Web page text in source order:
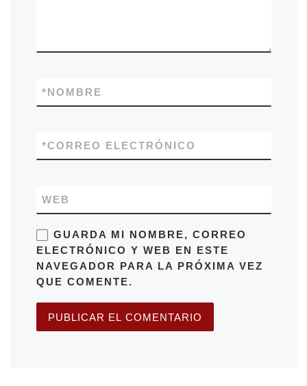
NOMBRE
*
CORREO ELECTRÓNICO
*
WEB
GUARDA MI NOMBRE, CORREO
ELECTRÓNICO Y WEB EN ESTE
NAVEGADOR PARA LA PRÓXIMA VEZ
QUE COMENTE.